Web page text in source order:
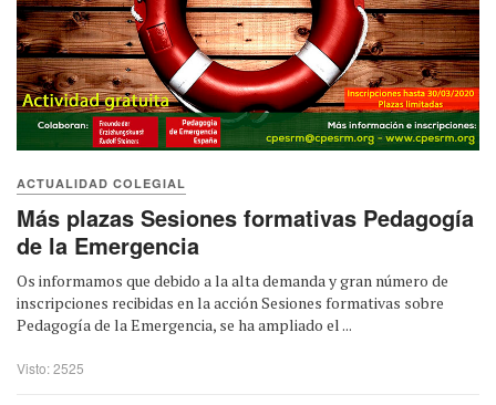
ACTUALIDAD COLEGIAL
Más plazas Sesiones formativas Pedagogía
de la Emergencia
Os informamos que debido a la alta demanda y gran número de
inscripciones recibidas en la acción Sesiones formativas sobre
Pedagogía de la Emergencia, se ha ampliado el ...
Visto: 2525